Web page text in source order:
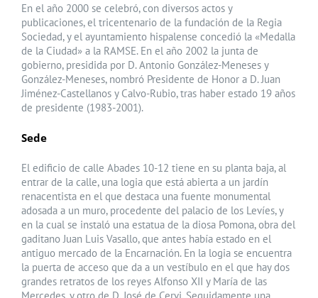
En el año 2000 se celebró, con diversos actos y
publicaciones, el tricentenario de la fundación de la Regia
Sociedad, y el ayuntamiento hispalense concedió la «Medalla
de la Ciudad» a la RAMSE. En el año 2002 la junta de
gobierno, presidida por D. Antonio González-Meneses y
González-Meneses, nombró Presidente de Honor a D. Juan
Jiménez-Castellanos y Calvo-Rubio, tras haber estado 19 años
de presidente (1983-2001).
Sede
El edificio de calle Abades 10-12 tiene en su planta baja, al
entrar de la calle, una logia que está abierta a un jardín
renacentista en el que destaca una fuente monumental
adosada a un muro, procedente del palacio de los Levíes, y
en la cual se instaló una estatua de la diosa Pomona, obra del
gaditano Juan Luis Vasallo, que antes había estado en el
antiguo mercado de la Encarnación. En la logia se encuentra
la puerta de acceso que da a un vestíbulo en el que hay dos
grandes retratos de los reyes Alfonso XII y María de las
Mercedes, y otro de D. José de Cervi. Seguidamente una